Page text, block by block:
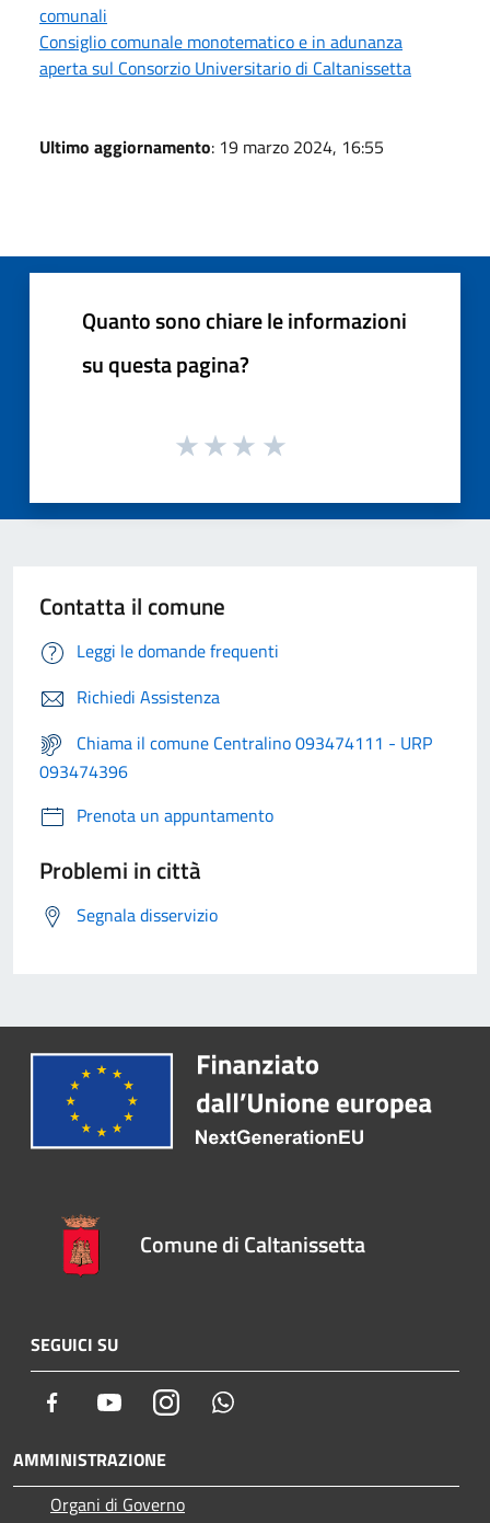
comunali
Consiglio comunale monotematico e in adunanza
aperta sul Consorzio Universitario di Caltanissetta
Ultimo aggiornamento: 19 marzo 2024, 16:55
Quanto sono chiare le informazioni
su questa pagina?
Contatta il comune
Leggi le domande frequenti
Richiedi Assistenza
Chiama il comune Centralino 093474111 - URP
093474396
Prenota un appuntamento
Problemi in città
Segnala disservizio
Comune di Caltanissetta
SEGUICI SU
Facebook YoutubeInstagram
AMMINISTRAZIONE
Organi di Governo